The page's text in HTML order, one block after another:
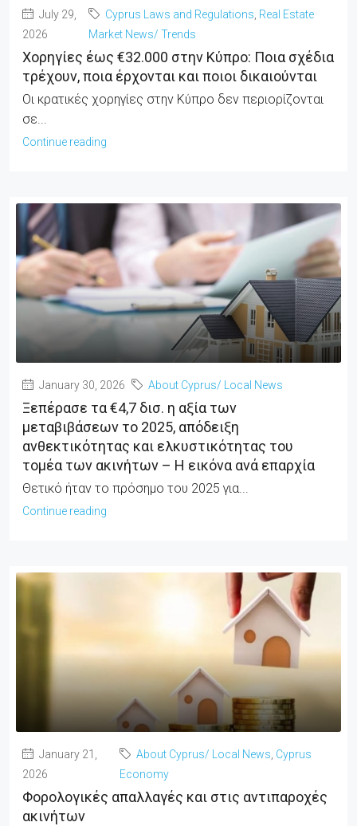
July 29,
2026
Cyprus Laws and Regulations, Real Estate
Market News/ Trends
Χορηγίες έως €32.000 στην Κύπρο: Ποια σχέδια
τρέχουν, ποια έρχονται και ποιοι δικαιούνται
Οι κρατικές χορηγίες στην Κύπρο δεν περιορίζονται
σε...
Continue reading
January 30, 2026 About Cyprus/ Local News
Ξεπέρασε τα €4,7 δισ. η αξία των
μεταβιβάσεων το 2025, απόδειξη
ανθεκτικότητας και ελκυστικότητας του
τομέα των ακινήτων – Η εικόνα ανά επαρχία
Θετικό ήταν το πρόσημο του 2025 για...
Continue reading
January 21,
2026
About Cyprus/ Local News, Cyprus
Economy
Φορολογικές απαλλαγές και στις αντιπαροχές
ακινήτων